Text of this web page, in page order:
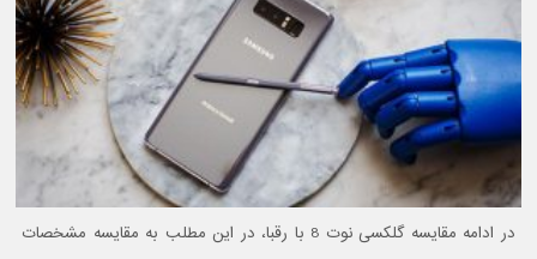
در ادامه مقایسه گلکسی نوت 8 با رقبا، در این مطلب به مقایسه مشخصات